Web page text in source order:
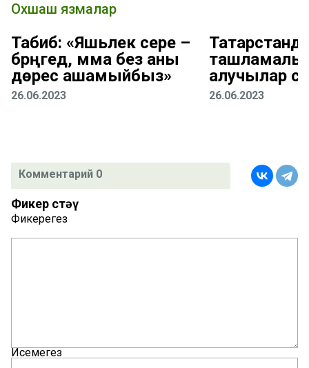
Охшаш язмалар
Табиб: «Яшьлек сере –
бәрәңгедә, әмма без аны
дөрес ашамыйбыз»
26.06.2023
ташламалы
алучылар
26.06.2023
Комментарий 0
Фикер өстәү
Фикерегез
Исемегез